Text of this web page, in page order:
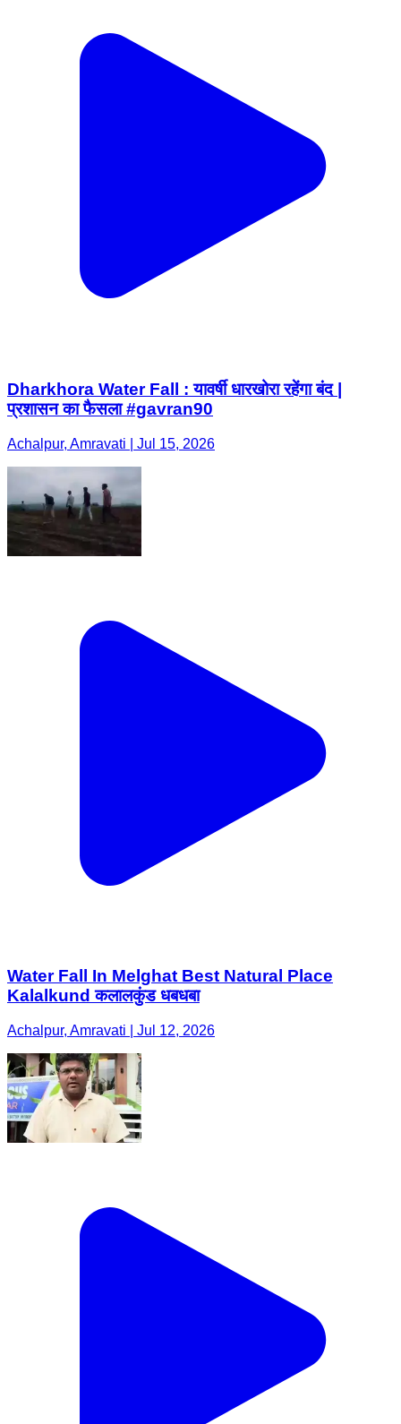
Dharkhora Water Fall : यावर्षी धारखोरा रहेंगा बंद |
प्रशासन का फैसला #gavran90
Achalpur, Amravati | Jul 15, 2026
Water Fall In Melghat Best Natural Place
Kalalkund कलालकुंड धबधबा
Achalpur, Amravati | Jul 12, 2026